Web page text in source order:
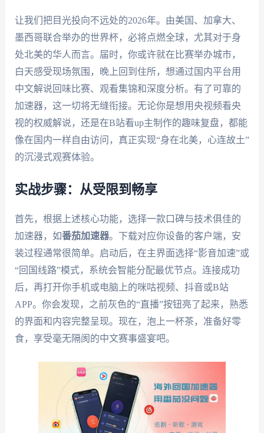
让我们把目光投向不远处的2026年。由美国、加拿大、
墨西哥联合举办的世界杯，必将点燃全球，尤其对于身
处北美的华人而言。届时，你或许就在比赛举办城市，
白天感受现场氛围，晚上回到住所，想通过国内平台用
中文解说回味比赛、观看集锦和深度分析。有了可靠的
加速器，这一切将无缝衔接。无论你是想用央视频看央
视的权威解说，还是在B站看up主制作的趣味复盘，都能
像在国内一样自由访问，真正实现“身在北美，心连故土”
的沉浸式观赛体验。
实战步骤：从受限到畅享
首先，根据上述核心功能，选择一款口碑与技术俱佳的
加速器，如番茄加速器。下载对应你设备的客户端，安
装过程通常很简单。启动后，在主界面选择“影音加速”或
“回国线路”模式，系统会智能分配最优节点。连接成功
后，再打开你手机或电脑上的咪咕视频、抖音或B站
APP。你会发现，之前灰色的“直播”按钮亮了起来，熟悉
的界面和内容完整呈现。现在，泡上一杯茶，准备好零
食，享受毫无隔阂的中文赛事盛宴吧。